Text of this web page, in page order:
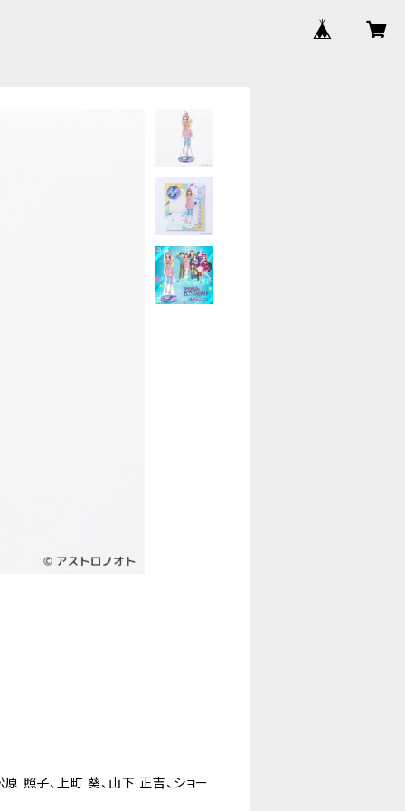
照子、上町 葵、山下 正吉、ショー